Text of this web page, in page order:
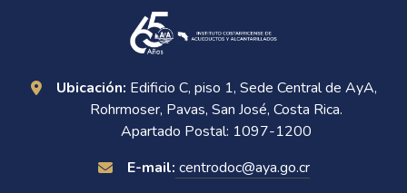
Ubicación: Edificio C, piso 1, Sede Central de AyA,
Rohrmoser, Pavas, San José, Costa Rica.
Apartado Postal: 1097-1200
E-mail: centrodoc@aya.go.cr